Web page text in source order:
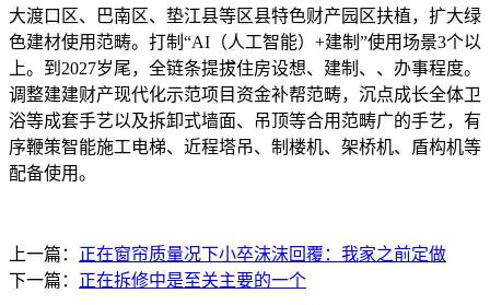
大渡口区、巴南区、垫江县等区县特色财产园区扶植，扩大绿
色建材使用范畴。打制“AI（人工智能）+建制”使用场景3个以
上。到2027岁尾，全链条提拔住房设想、建制、、办事程度。
调整建建财产现代化示范项目资金补帮范畴，沉点成长全体卫
浴等成套手艺以及拆卸式墙面、吊顶等合用范畴广的手艺，有
序鞭策智能施工电梯、近程塔吊、制楼机、架桥机、盾构机等
配备使用。
上一篇： 正在窗帘质量况下小卒沫沫回覆：我家之前定做
下一篇： 正在拆修中是至关主要的一个